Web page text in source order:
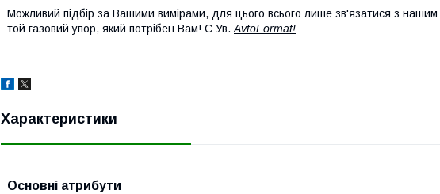
Можливий підбір за Вашими вимірами, для цього всього лише зв'язатися з нашим
той газовий упор, який потрібен Вам! С Ув.AvtoFormat!
Характеристики
Основні атрибути